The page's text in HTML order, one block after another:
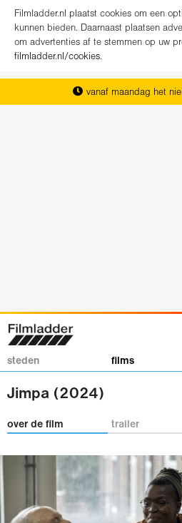
Filmladder.nl plaatst cookies om een
kunnen bieden. Daarnaast plaatsen
om advertenties af te stemmen op uw
filmladder.nl/cookies.
vanaf maandag het
het complete overzicht van
steden films
Jimpa (2024)
over de film trailer